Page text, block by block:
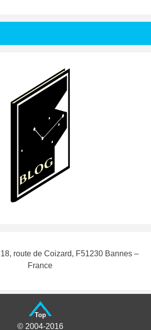
 18, route de Coizard, F51230 Bannes –
France
Top
© 2004-2016